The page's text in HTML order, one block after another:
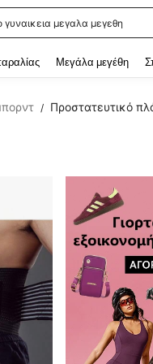
γυναικεια μεγαλα μεγεθη
Μεγάλα μεγέθη
/ Προστατευτικό